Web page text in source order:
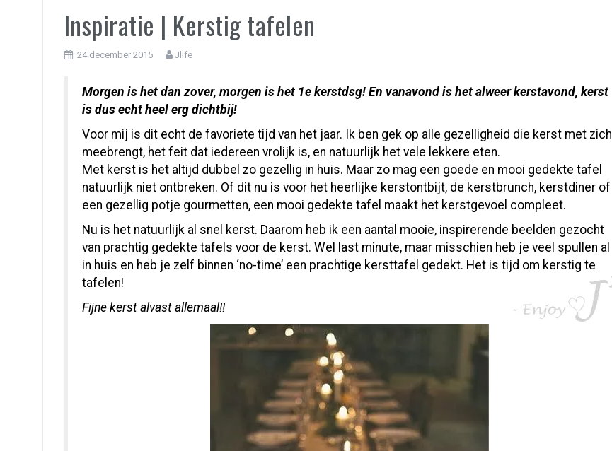
Inspiratie | Kerstig tafelen
24 december 2015 Jlife
Morgen is het dan zover, morgen is het 1e kerstdsg! En vanavond is het alweer kerstavond, kerst
is dus echt heel erg dichtbij!
Voor mij is dit echt de favoriete tijd van het jaar. Ik ben gek op alle gezelligheid die kerst met zich
meebrengt, het feit dat iedereen vrolijk is, en natuurlijk het vele lekkere eten.
Met kerst is het altijd dubbel zo gezellig in huis. Maar zo mag een goede en mooi gedekte tafel
natuurlijk niet ontbreken. Of dit nu is voor het heerlijke kerstontbijt, de kerstbrunch, kerstdiner of
een gezellig potje gourmetten, een mooi gedekte tafel maakt het kerstgevoel compleet.
Nu is het natuurlijk al snel kerst. Daarom heb ik een aantal mooie, inspirerende beelden gezocht
van prachtig gedekte tafels voor de kerst. Wel last minute, maar misschien heb je veel spullen al
in huis en heb je zelf binnen ‘no-time’ een prachtige kersttafel gedekt. Het is tijd om kerstig te
tafelen!
Fijne kerst alvast allemaal!!